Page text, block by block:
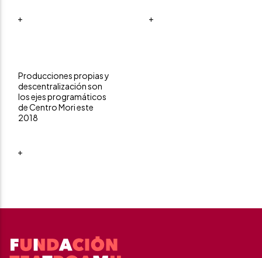
+ +
Producciones propias y
descentralización son
los ejes programáticos
de Centro Mori este
2018
+